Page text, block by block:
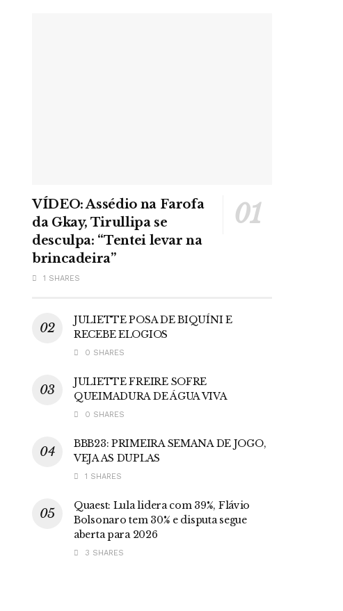
VÍDEO: Assédio na Farofa
da Gkay, Tirullipa se
desculpa: “Tentei levar na
brincadeira”
1 SHARES
JULIETTE POSA DE BIQUÍNI E
RECEBE ELOGIOS
0 SHARES
JULIETTE FREIRE SOFRE
QUEIMADURA DE ÁGUA VIVA
0 SHARES
BBB23: PRIMEIRA SEMANA DE JOGO,
VEJA AS DUPLAS
1 SHARES
Quaest: Lula lidera com 39%, Flávio
Bolsonaro tem 30% e disputa segue
aberta para 2026
3 SHARES